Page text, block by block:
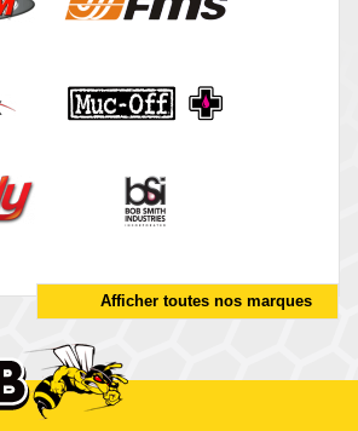
Afficher toutes nos marques